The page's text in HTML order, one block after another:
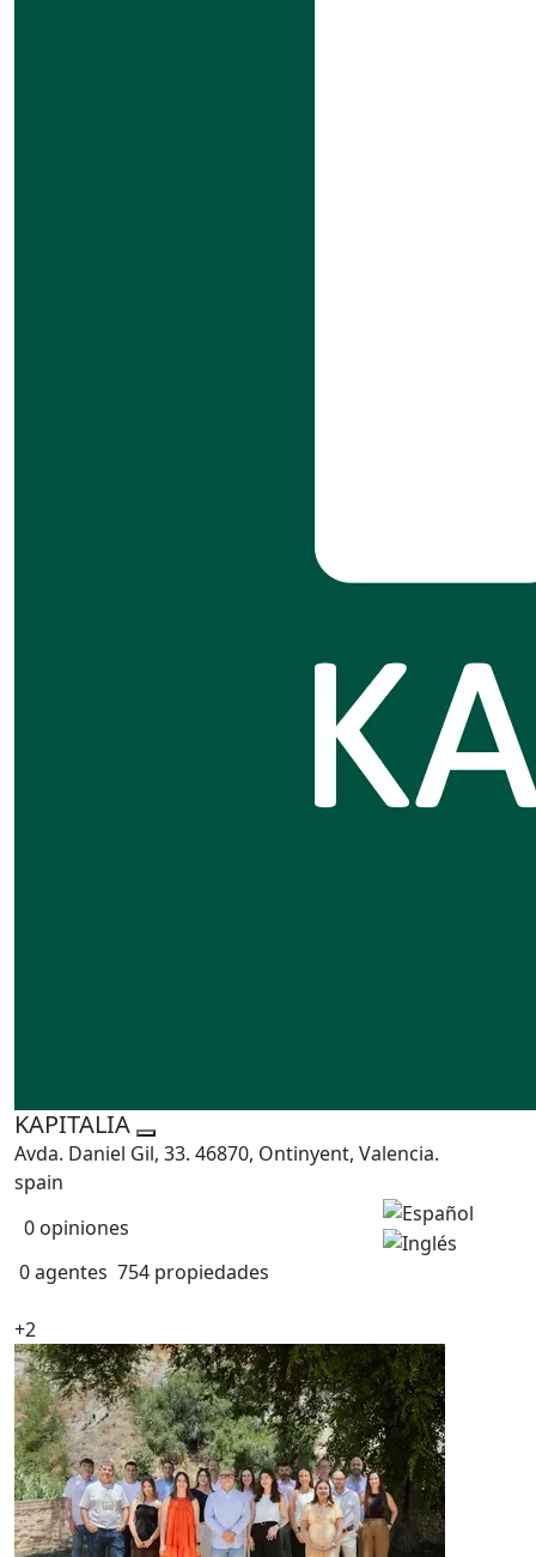
KAPITALIA
Avda. Daniel Gil, 33. 46870, Ontinyent, Valencia.
spain
0 opiniones
0 agentes 754 propiedades
+2